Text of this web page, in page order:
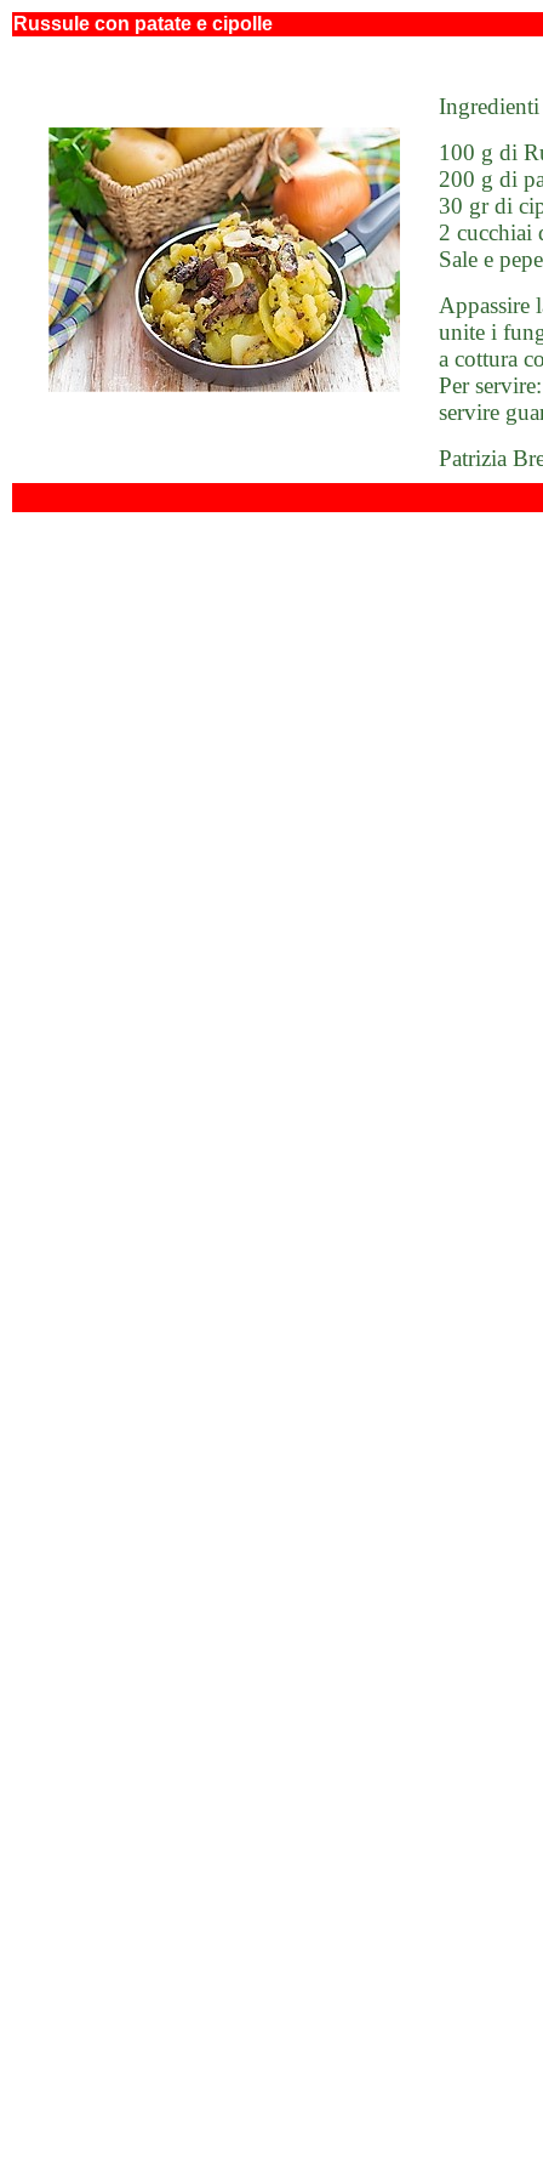
Russule con patate e cipolle
Ingredienti
100 g di
200 g di
30 gr di
2
Sale e pepe
Appassire
unite i
a cottura
Per
servire
Patrizia